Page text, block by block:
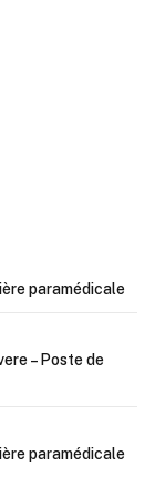
paramédicale
– Poste de
paramédicale